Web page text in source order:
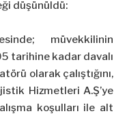
düşünüldü:
müvekkilinin
tarihine kadar davalı
olarak çalıştığını,
Hizmetleri A.Ş’ye
koşulları ile alt